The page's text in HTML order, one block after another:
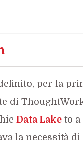
per la
di
Data Laketo a
la necessità di